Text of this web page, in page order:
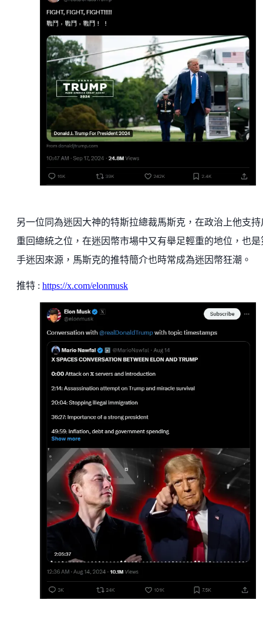
另一位同為迷因大神的特斯拉總裁馬斯克，在政治上他支持
重回總統之位，在迷因幣市場中又有舉足輕重的地位，也是
手迷因來源，馬斯克的推特簡介也時常成為迷因幣狂潮。
推特 : https://x.com/elonmusk